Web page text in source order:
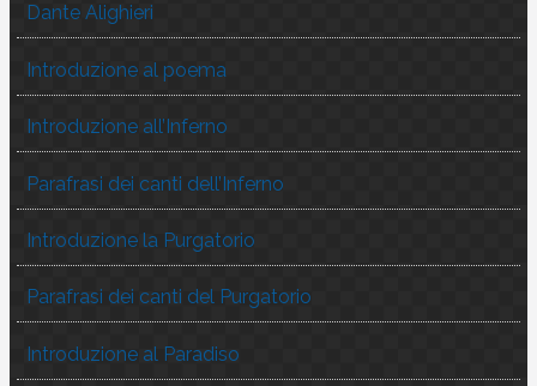
Dante Alighieri
Introduzione al poema
Introduzione all’Inferno
Parafrasi dei canti dell’Inferno
Introduzione la Purgatorio
Parafrasi dei canti del Purgatorio
Introduzione al Paradiso